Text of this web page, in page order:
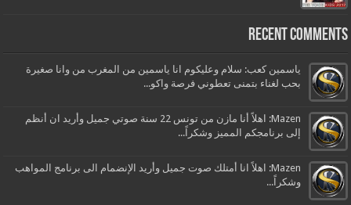
Recent Comments
ياسمين كعب: سلام وعليكوم انا ياسمين من المغرب من وانا صغيرة
بحب لغناء بتمنى تعطوني فرصة واكو...
Mazen: اهلاً أنا مازن من تونس 22 سنة صوتي جميل وأريد ان أنظم
إلى برنامجكم المميز وشكراً...
Mazen: اهلاً انا أمتلك صوت جميل وأريد الإنضمام الى برنامج المواهب
وشكراً...